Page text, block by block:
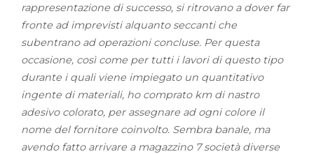
rappresentazione di successo, si ritrovano a dover far
fronte ad imprevisti alquanto seccanti che
subentrano ad operazioni concluse. Per questa
occasione, così come per tutti i lavori di questo tipo
durante i quali viene impiegato un quantitativo
ingente di materiali, ho comprato km di nastro
adesivo colorato, per assegnare ad ogni colore il
nome del fornitore coinvolto. Sembra banale, ma
avendo fatto arrivare a magazzino 7 società diverse